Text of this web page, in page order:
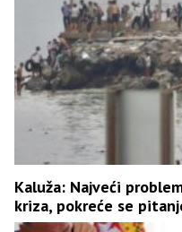
Kaluža: Najveći
kriza, pokreće se